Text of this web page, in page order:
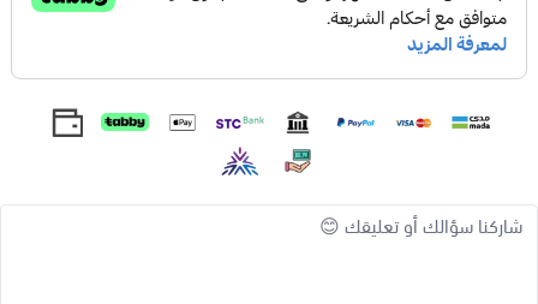
خصائص منظفة تساعد على إزالة الأوساخ والزيوت الزائدة من
الشعر وفروة الرأس. يمكن أن يساعد ذلك في منع تراكم القشرة
والحكة.
تعزز نمو الشعر:غنية الريثا بفيتامينات أ، ج، هـ، بالإضافة إلى
مضادات الأكسدة التي تغذي بصيلات الشعر وتُعزز نمو الشعر. كما
يساعد أيضًا في تعزيز نمو الشعر.